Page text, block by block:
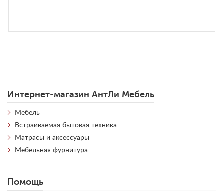
Интернет-магазин АнтЛи Мебель
Мебель
Встраиваемая бытовая техника
Матрасы и аксессуары
Мебельная фурнитура
Помощь